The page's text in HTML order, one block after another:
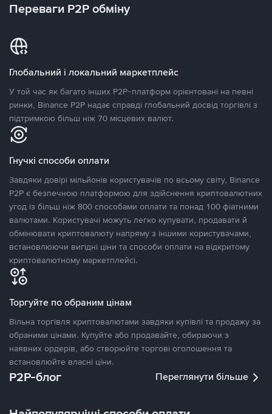
Переваги P2P обміну
Глобальний і локальний маркетплейс
У той час як багато інших P2P-платформ орієнтовані на певні
ринки, Binance P2P надає справді глобальний досвід торгівлі з
підтримкою більш ніж 70 місцевих валют.
Гнучкі способи оплати
Завдяки довірі мільйонів користувачів по всьому світу, Binance
P2P є безпечною платформою для здійснення криптовалютних
угод із більш ніж 800 способами оплати та понад 100 фіатними
валютами. Користувачі можуть легко купувати, продавати й
обмінювати криптовалюту напряму з іншими користувачами,
встановлюючи вигідні ціни та способи оплати на відкритому
криптовалютному маркетплейсі.
Торгуйте по обраним цінам
Вільна торгівля криптовалютами завдяки купівлі та продажу за
обраними цінами. Купуйте або продавайте, обираючи з
наявних ордерів, або створюйте торгові оголошення та
встановлюйте власні ціни.
P2P-блог Переглянути більше